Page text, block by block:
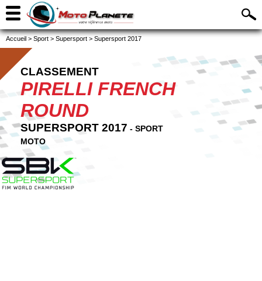
Accueil > Sport > Supersport > Supersport 2017
CLASSEMENT
PIRELLI FRENCH
ROUND
SUPERSPORT 2017 - SPORT
MOTO